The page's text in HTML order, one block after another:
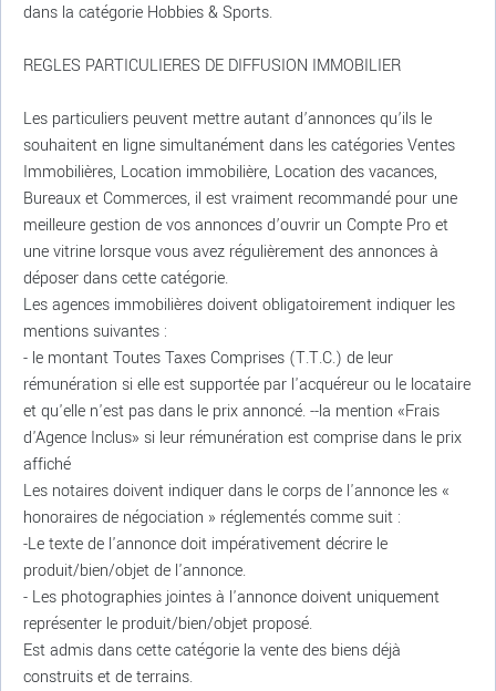
dans la catégorie Hobbies & Sports.
REGLES PARTICULIERES DE DIFFUSION IMMOBILIER
Les particuliers peuvent mettre autant d’annonces qu’ils le
souhaitent en ligne simultanément dans les catégories Ventes
Immobilières, Location immobilière, Location des vacances,
Bureaux et Commerces, il est vraiment recommandé pour une
meilleure gestion de vos annonces d’ouvrir un Compte Pro et
une vitrine lorsque vous avez régulièrement des annonces à
déposer dans cette catégorie.
Les agences immobilières doivent obligatoirement indiquer les
mentions suivantes :
- le montant Toutes Taxes Comprises (T.T.C.) de leur
rémunération si elle est supportée par l'acquéreur ou le locataire
et qu'elle n'est pas dans le prix annoncé. --la mention «Frais
d'Agence Inclus» si leur rémunération est comprise dans le prix
affiché
Les notaires doivent indiquer dans le corps de l'annonce les «
honoraires de négociation » réglementés comme suit :
-Le texte de l'annonce doit impérativement décrire le
produit/bien/objet de l'annonce.
- Les photographies jointes à l'annonce doivent uniquement
représenter le produit/bien/objet proposé.
Est admis dans cette catégorie la vente des biens déjà
construits et de terrains.